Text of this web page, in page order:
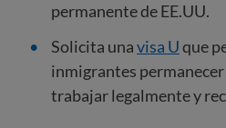
permanente de EE.UU.
Solicita unavisa Uque
inmigrantes
trabajar legalmente y